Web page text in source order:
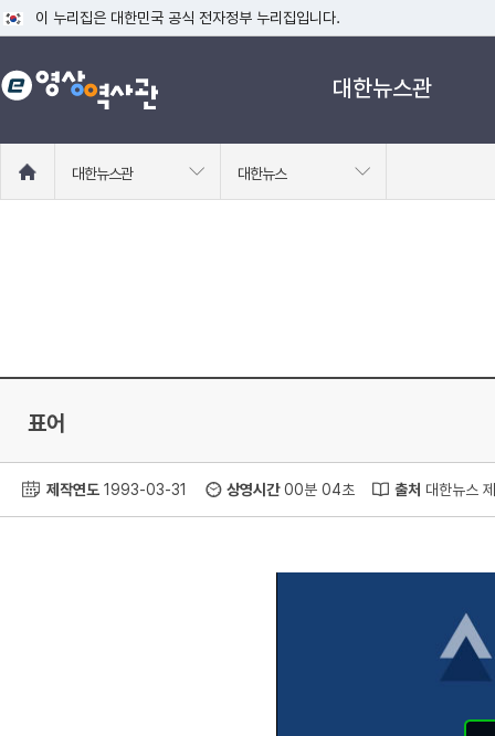
이 누리집은 대한민국 공식 전자정부 누리집입니다.
공식 누리집 주소 확인하기
go.kr 주소를 사용하는 누리집은 대한민국 정부기관이 관리하는 누리집입니
대한뉴스관
로
대한뉴스관 대한뉴스
표어
제작연도 1993-03-31 상영시간00분 04초 출처 대한뉴스